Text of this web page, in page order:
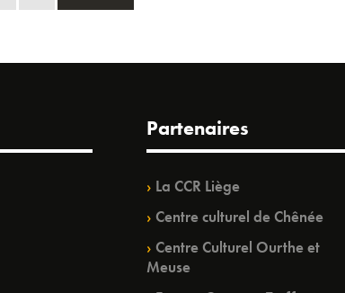
Partenaires
La CCR Liège
Centre culturel de Chênée
Centre Culturel Ourthe et
Meuse